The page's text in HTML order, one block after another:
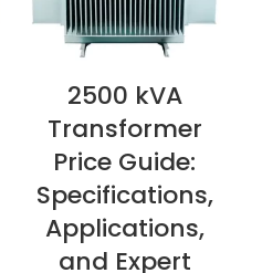
VOIR L'ARTICLE
2500 kVA
Transformer
Price Guide:
Specifications,
Applications,
and Expert